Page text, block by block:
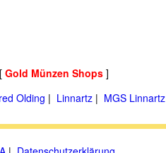
Gold Münzen Shops]
Olding | Linnartz | MGS Linnartz